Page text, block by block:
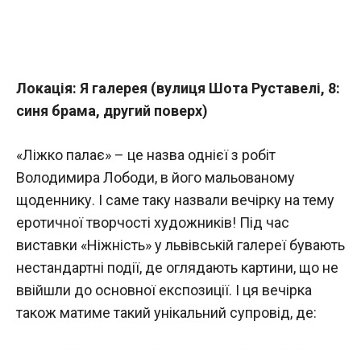
Локація: Я галерея (вулиця Шота Руставелі, 8:
синя брама, другий поверх)
«Ліжко палає» – це назва однієї з робіт
Володимира Лободи, в його мальованому
щоденнику. І саме таку назвали вечірку на тему
еротичної творчості художників! Під час
виставки «Ніжність» у львівській галереї бувають
нестандартні події, де оглядають картини, що не
ввійшли до основної експозиції. І ця вечірка
також матиме такий унікальний супровід, де: